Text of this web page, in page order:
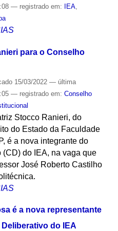
— registrado em: IEA,
para o Conselho
15/03/2022 — última
— registrado em: Conselho
Stocco Ranieri, do
do Estado da Faculdade
é a nova integrante do
do IEA, na vaga que
José Roberto Castilho
é a nova representante
do IEA